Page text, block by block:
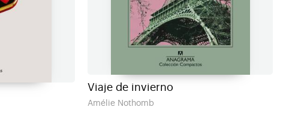
Viaje de invierno
Amélie Nothomb